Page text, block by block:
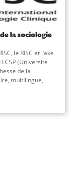
la sociologie
le RISC et l’axe
(Université
de la
multilingue,